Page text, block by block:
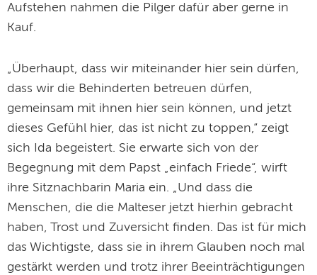
Aufstehen nahmen die Pilger dafür aber gerne in
Kauf.
„Überhaupt, dass wir miteinander hier sein dürfen,
dass wir die Behinderten betreuen dürfen,
gemeinsam mit ihnen hier sein können, und jetzt
dieses Gefühl hier, das ist nicht zu toppen,“ zeigt
sich Ida begeistert. Sie erwarte sich von der
Begegnung mit dem Papst „einfach Friede“, wirft
ihre Sitznachbarin Maria ein. „Und dass die
Menschen, die die Malteser jetzt hierhin gebracht
haben, Trost und Zuversicht finden. Das ist für mich
das Wichtigste, dass sie in ihrem Glauben noch mal
gestärkt werden und trotz ihrer Beeinträchtigungen